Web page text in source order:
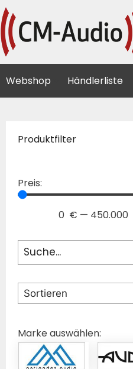
Webshop Händlerliste
Produktfilter
Preis:
0 € — 450.000
Marke auswählen: